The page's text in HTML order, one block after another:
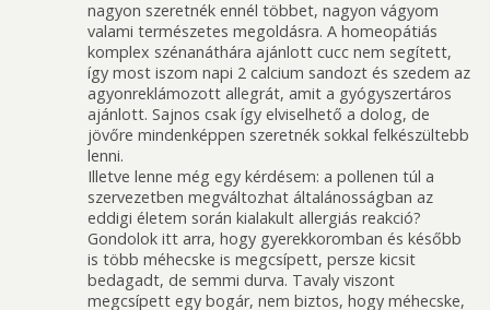
nagyon szeretnék ennél többet, nagyon vágyom
valami természetes megoldásra. A homeopátiás
komplex szénanáthára ajánlott cucc nem segített,
így most iszom napi 2 calcium sandozt és szedem az
agyonreklámozott allegrát, amit a gyógyszertáros
ajánlott. Sajnos csak így elviselhető a dolog, de
jövőre mindenképpen szeretnék sokkal felkészültebb
lenni.
Illetve lenne még egy kérdésem: a pollenen túl a
szervezetben megváltozhat általánosságban az
eddigi életem során kialakult allergiás reakció?
Gondolok itt arra, hogy gyerekkoromban és később
is több méhecske is megcsípett, persze kicsit
bedagadt, de semmi durva. Tavaly viszont
megcsípett egy bogár, nem biztos, hogy méhecske,